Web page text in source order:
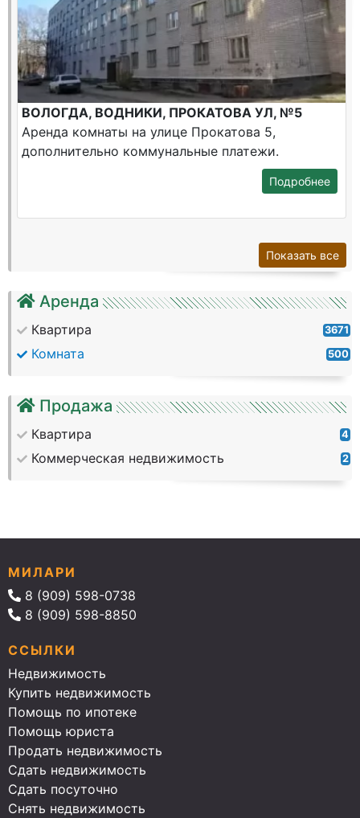
Аренда
Квартира 3671
Комната 500
Продажа
Квартира 4
Коммерческая недвижимость 2
ВОЛОГДА, ВОДНИКИ, ПРОКАТОВА УЛ, №5
Аренда комнаты на улице Прокатова 5,
дополнительно коммунальные платежи.
Подробнее
Показать все
МИЛАРИ
8 (909) 598-0738
8 (909) 598-8850
ССЫЛКИ
Недвижимость
Купить недвижимость
Помощь по ипотеке
Помощь юриста
Продать недвижимость
Сдать недвижимость
Сдать посуточно
Снять недвижимость